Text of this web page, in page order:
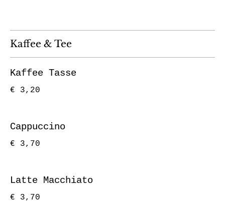
Kaffee & Tee
Kaffee Tasse
€ 3,20
Cappuccino
€ 3,70
Latte Macchiato
€ 3,70